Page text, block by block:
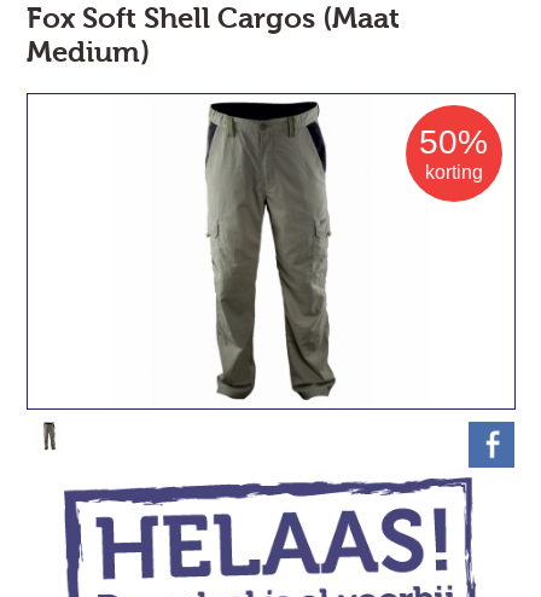
Fox Soft Shell Cargos (Maat
Medium)
50%
korting